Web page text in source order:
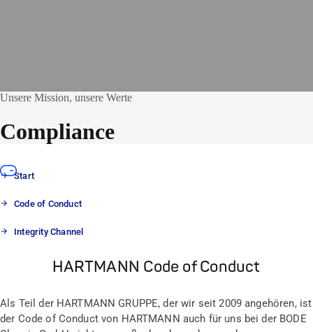
Unsere Mission, unsere Werte
Compliance
Start
Code of Conduct
Integrity Channel
HARTMANN Code of Conduct
Als Teil der HARTMANN GRUPPE, der wir seit 2009 angehören, ist
der Code of Conduct von HARTMANN auch für uns bei der BODE